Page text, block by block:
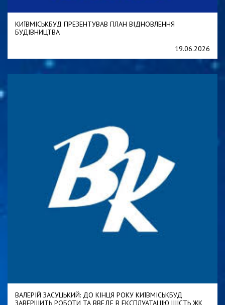
КИЇВМІСЬКБУД ПРЕЗЕНТУВАВ ПЛАН ВІДНОВЛЕННЯ
БУДІВНИЦТВА
19.06.2026
ВАЛЕРІЙ ЗАСУЦЬКИЙ: ДО КІНЦЯ РОКУ КИЇВМІСЬКБУД
ЗАВЕРШИТЬ РОБОТИ ТА ВВЕДЕ В ЕКСПЛУАТАЦІЮ ШІСТЬ ЖК